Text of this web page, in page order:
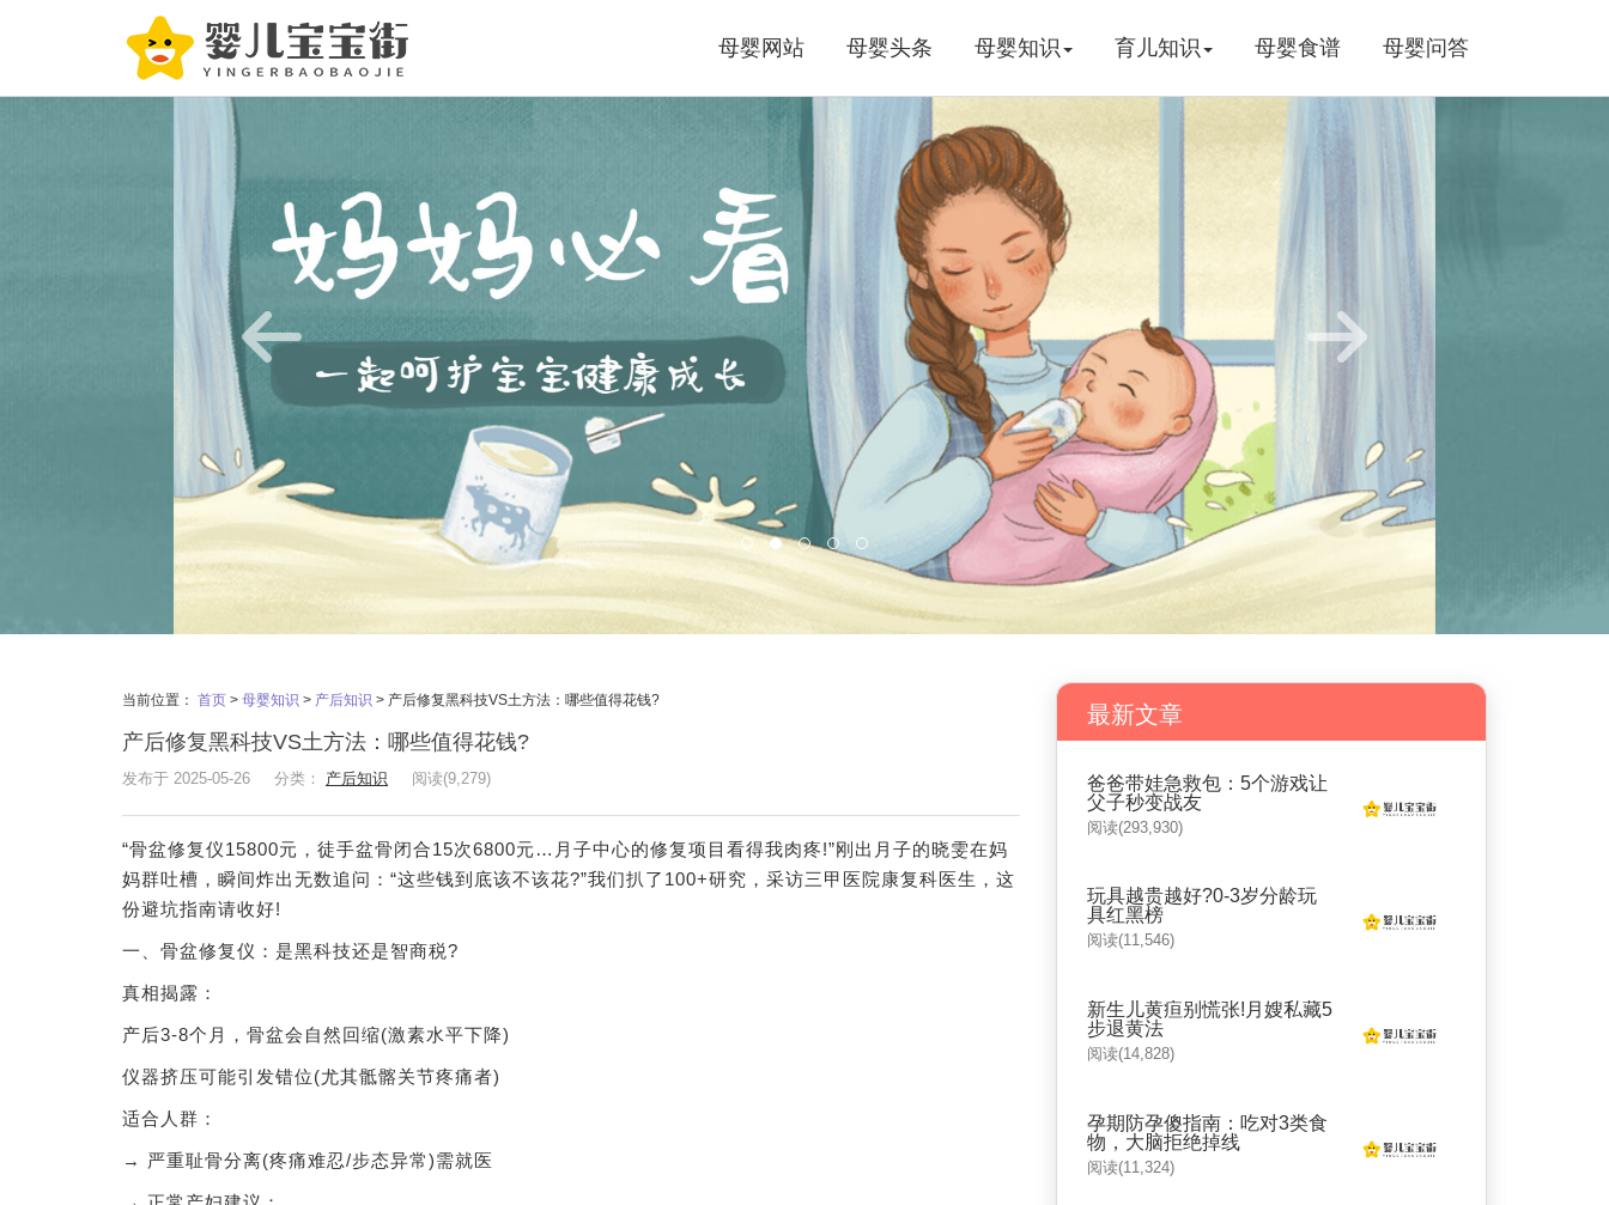
母婴网站 母婴头条 母婴知识 育儿知识 母婴食谱 母婴问答
当前位置： 首页 > 母婴知识 > 产后知识 > 产后修复黑科技VS土方法：哪些值得花钱?
产后修复黑科技VS土方法：哪些值得花钱?
发布于 2025-05-26 分类： 产后知识 阅读(9,279)
“骨盆修复仪15800元，徒手盆骨闭合15次6800元…月子中心的修复项目看得我肉疼!”刚出月子的晓雯在妈
妈群吐槽，瞬间炸出无数追问：“这些钱到底该不该花?”我们扒了100+研究，采访三甲医院康复科医生，这
份避坑指南请收好!
一、骨盆修复仪：是黑科技还是智商税?
真相揭露：
产后3-8个月，骨盆会自然回缩(激素水平下降)
仪器挤压可能引发错位(尤其骶髂关节疼痛者)
适合人群：
→ 严重耻骨分离(疼痛难忍/步态异常)需就医
最新文章
爸爸带娃急救包：5个游戏让
父子秒变战友
阅读(293,930)
玩具越贵越好?0-3岁分龄玩
具红黑榜
阅读(11,546)
新生儿黄疸别慌张!月嫂私藏5
步退黄法
阅读(14,828)
孕期防孕傻指南：吃对3类食
物，大脑拒绝掉线
阅读(11,324)